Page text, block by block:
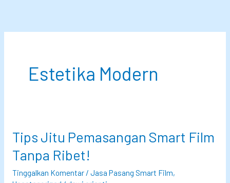
konten
Estetika Modern
Tips Jitu Pemasangan Smart Film
Tanpa Ribet!
Tinggalkan Komentar / Jasa Pasang Smart Film,